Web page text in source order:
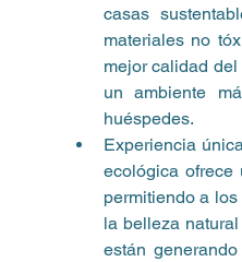
casas
materiales no
mejor calidad
un ambiente
huéspedes.
Experiencia
ecológica ofrece
permitiendo a
la belleza
están